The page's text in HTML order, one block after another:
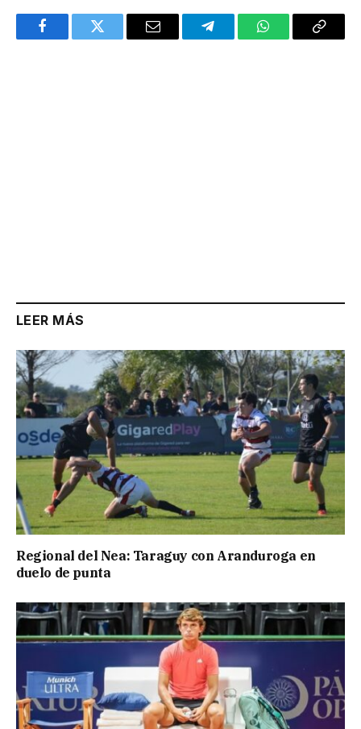
FacebookTwitter Email TelegramWhatsAppCopy
LEER MÁS
Regional del Nea: Taraguy con Aranduroga en
duelo de punta